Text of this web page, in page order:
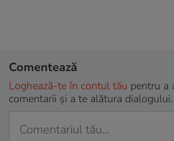
Comentează
Loghează-te în contul tău pentru a
comentarii și a te alătura dialogului.